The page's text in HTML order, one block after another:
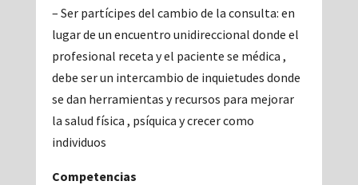
– Ser partícipes del cambio de la consulta: en
lugar de un encuentro unidireccional donde el
profesional receta y el paciente se médica ,
debe ser un intercambio de inquietudes donde
se dan herramientas y recursos para mejorar
la salud física , psíquica y crecer como
individuos
Competencias